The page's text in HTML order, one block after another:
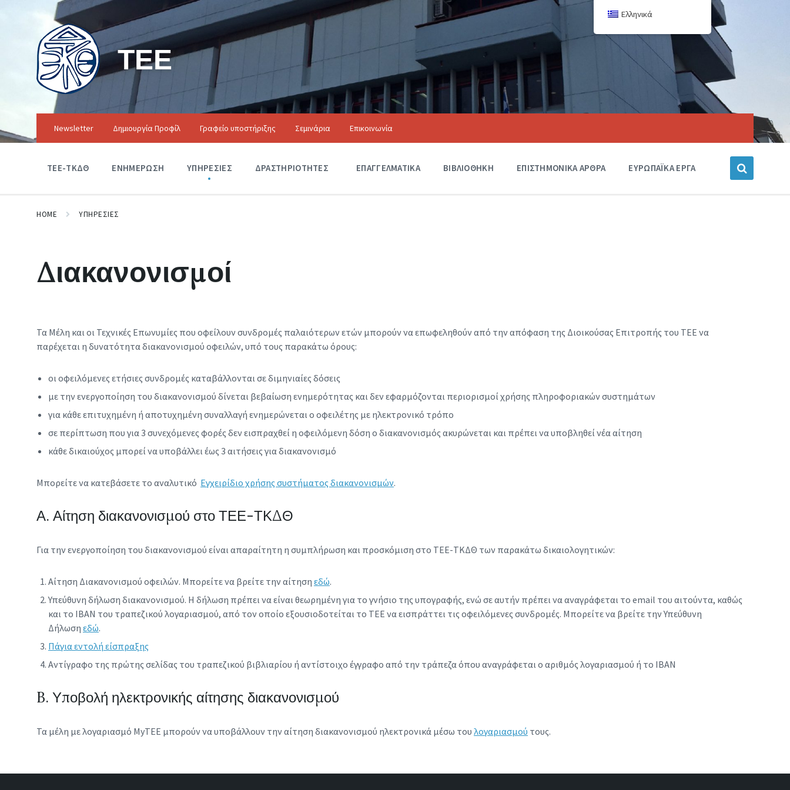
ΤΕΕ
Newsletter Δημιουργία Προφίλ Γραφείο υποστήριξης Σεμινάρια Επικοινωνία
ΤΕΕ-ΤΚΔΘ ΕΝΗΜΕΡΩΣΗ ΥΠΗΡΕΣΙΕΣ ΔΡΑΣΤΗΡΙΟΤΗΤΕΣ
ΔΕΠΑΓΓΕΛΜΑΤΙΚΑ ΒΙΒΛΙΟΘΗΚΗ ΕΠΙΣΤΗΜΟΝΙΚΑ ΑΡΘΡΑ ΕΥΡΩΠΑΪΚΑ ΕΡΓΑ
HOME ΥΠΗΡΕΣΙΕΣ
Διακανονισμοί
Τα Μέλη και οι Τεχνικές Επωνυμίες που οφείλουν συνδρομές παλαιότερων ετών μπορούν να επωφεληθούν από την απόφαση της Διοικούσας Επιτροπής του ΤΕΕ να
παρέχεται η δυνατότητα διακανονισμού οφειλών, υπό τους παρακάτω όρους:
οι οφειλόμενες ετήσιες συνδρομές καταβάλλονται σε διμηνιαίες δόσεις
με την ενεργοποίηση του διακανονισμού δίνεται βεβαίωση ενημερότητας και δεν εφαρμόζονται περιορισμοί χρήσης πληροφοριακών συστημάτων
για κάθε επιτυχημένη ή αποτυχημένη συναλλαγή ενημερώνεται ο οφειλέτης με ηλεκτρονικό τρόπο
σε περίπτωση που για 3 συνεχόμενες φορές δεν εισπραχθεί η οφειλόμενη δόση ο διακανονισμός ακυρώνεται και πρέπει να υποβληθεί νέα αίτηση
κάθε δικαιούχος μπορεί να υποβάλλει έως 3 αιτήσεις για διακανονισμό
Μπορείτε να κατεβάσετε το αναλυτικό Εγχειρίδιο χρήσης συστήματος διακανονισμών.
Α. Αίτηση διακανονισμού στο ΤΕΕ-ΤΚΔΘ
Για την ενεργοποίηση του διακανονισμού είναι απαραίτητη η συμπλήρωση και προσκόμιση στο ΤΕΕ-ΤΚΔΘ των παρακάτω δικαιολογητικών:
Αίτηση Διακανονισμού οφειλών. Μπορείτε να βρείτε την αίτηση εδώ.
Υπεύθυνη δήλωση διακανονισμού. Η δήλωση πρέπει να είναι θεωρημένη για το γνήσιο της υπογραφής, ενώ σε αυτήν πρέπει να αναγράφεται το email του αιτούντα, καθώς
και το IBAN του τραπεζικού λογαριασμού, από τον οποίο εξουσιοδοτείται το ΤΕΕ να εισπράττει τις οφειλόμενες συνδρομές. Μπορείτε να βρείτε την Υπεύθυνη
Δήλωση εδώ.
Πάγια εντολή είσπραξης
Αντίγραφο της πρώτης σελίδας του τραπεζικού βιβλιαρίου ή αντίστοιχο έγγραφο από την τράπεζα όπου αναγράφεται ο αριθμός λογαριασμού ή το IBAN
B. Υποβολή ηλεκτρονικής αίτησης διακανονισμού
Τα μέλη με λογαριασμό MyTEE μπορούν να υποβάλλουν την αίτηση διακανονισμού ηλεκτρονικά μέσω του λογαριασμού τους.
Ελληνικά